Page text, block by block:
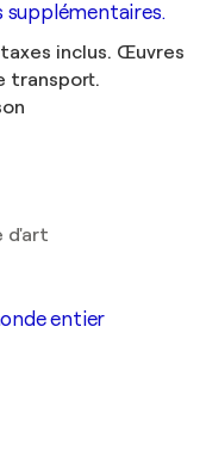
supplémentaires.
inclus. Œuvres
transport.
d'art
entier